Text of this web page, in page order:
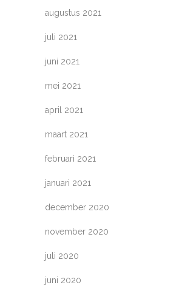
augustus 2021
juli 2021
juni 2021
mei 2021
april 2021
maart 2021
februari 2021
januari 2021
december 2020
november 2020
juli 2020
juni 2020